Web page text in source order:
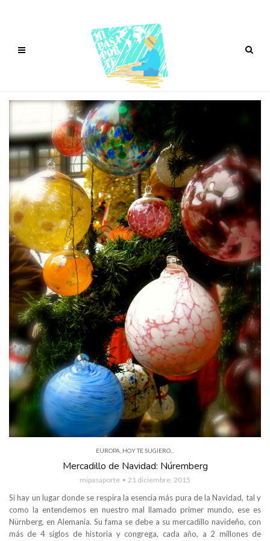
EUROPA HOY TE SUGIERO...
Mercadillo de Navidad: Núremberg
mipasaporte 21 diciembre, 2015
Si hay un lugar donde se respira la esencia más pura de la Navidad, tal y
como la entendemos en nuestro mal llamado primer mundo, ese es
Nürnberg, en Alemania. Su fama se debe a su mercadillo navideño, con
más de 4 siglos de historia y congrega, cada año, a 2 millones de